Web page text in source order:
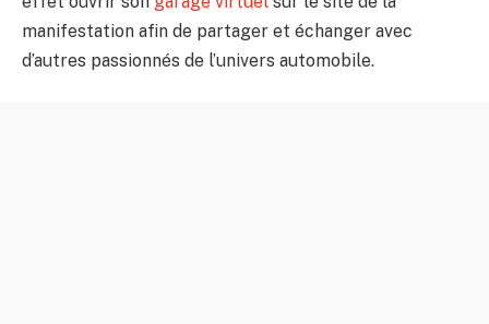
manifestation afin de partager et échanger avec
d’autres passionnés de l’univers automobile.